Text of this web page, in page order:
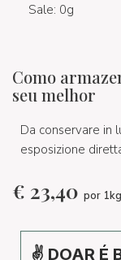
Sale: 0g
Como
seu melhor
Da conservare in
esposizione
€ 23,40 por 1kg
✌ DOAR É